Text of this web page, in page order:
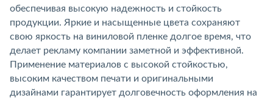
обеспечивая высокую надежность и стойкость
продукции. Яркие и насыщенные цвета сохраняют
свою яркость на виниловой пленке долгое время, что
делает рекламу компании заметной и эффективной.
Применение материалов с высокой стойкостью,
высоким качеством печати и оригинальными
дизайнами гарантирует долговечность оформления на